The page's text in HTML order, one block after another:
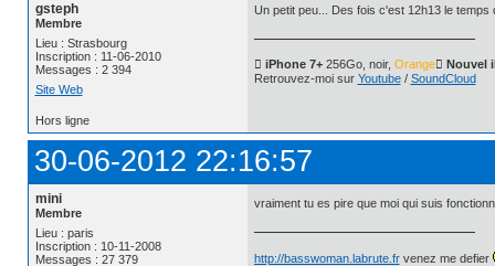
gsteph
Membre
Lieu : Strasbourg
Inscription : 11-06-2010
Messages : 2 394
Site Web
Un petit peu... Des fois c'est 12h13 le temps
 iPhone 7+256Go, noir, Orange Nouvel
Retrouvez-moi sur Youtube/ SoundCloud
Hors ligne
30-06-2012 22:16:57
mini
Membre
Lieu : paris
Inscription : 10-11-2008
Messages : 27 379
vraiment tu es pire que moi qui suis
http://basswoman.labrute.frvenez me defier